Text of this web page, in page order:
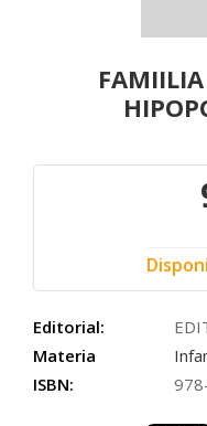
Editorial:
Materia
ISBN: